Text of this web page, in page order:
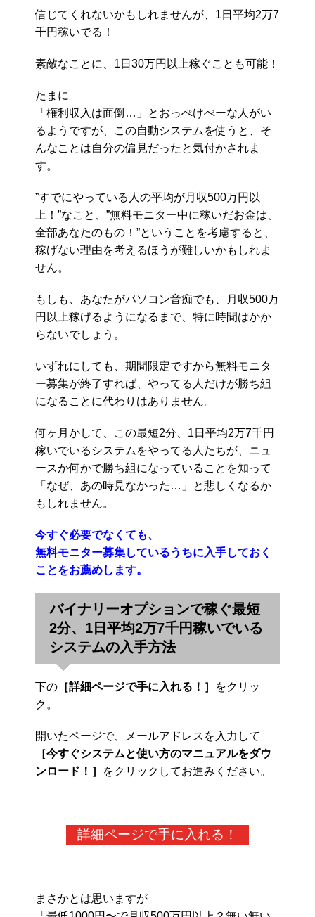
信じてくれないかもしれませんが、1日平均2万7
千円稼いでる！
素敵なことに、1日30万円以上稼ぐことも可能！
たまに
「権利収入は面倒…」とおっぺけぺーな人がい
るようですが、この自動システムを使うと、そ
んなことは自分の偏見だったと気付かされま
す。
”すでにやっている人の平均が月収500万円以
上！”なこと、”無料モニター中に稼いだお金は、
全部あなたのもの！”ということを考慮すると、
稼げない理由を考えるほうが難しいかもしれま
せん。
もしも、あなたがパソコン音痴でも、月収500万
円以上稼げるようになるまで、特に時間はかか
らないでしょう。
いずれにしても、期間限定ですから無料モニタ
ー募集が終了すれば、やってる人だけが勝ち組
になることに代わりはありません。
何ヶ月かして、この最短2分、1日平均2万7千円
稼いでいるシステムをやってる人たちが、ニュ
ースか何かで勝ち組になっていることを知って
「なぜ、あの時見なかった…」と悲しくなるか
もしれません。
今すぐ必要でなくても、
無料モニター募集しているうちに入手しておく
ことをお薦めします。
バイナリーオプションで稼ぐ最短
2分、1日平均2万7千円稼いでいる
システムの入手方法
下の ［詳細ページで手に入れる！］
をクリッ
ク。
開いたページで、メールアドレスを入力して
［今すぐシステムと使い方のマニュアルをダウ
ンロード！］
をクリックしてお進みください。
詳細ページで手に入れる！
まさかとは思いますが